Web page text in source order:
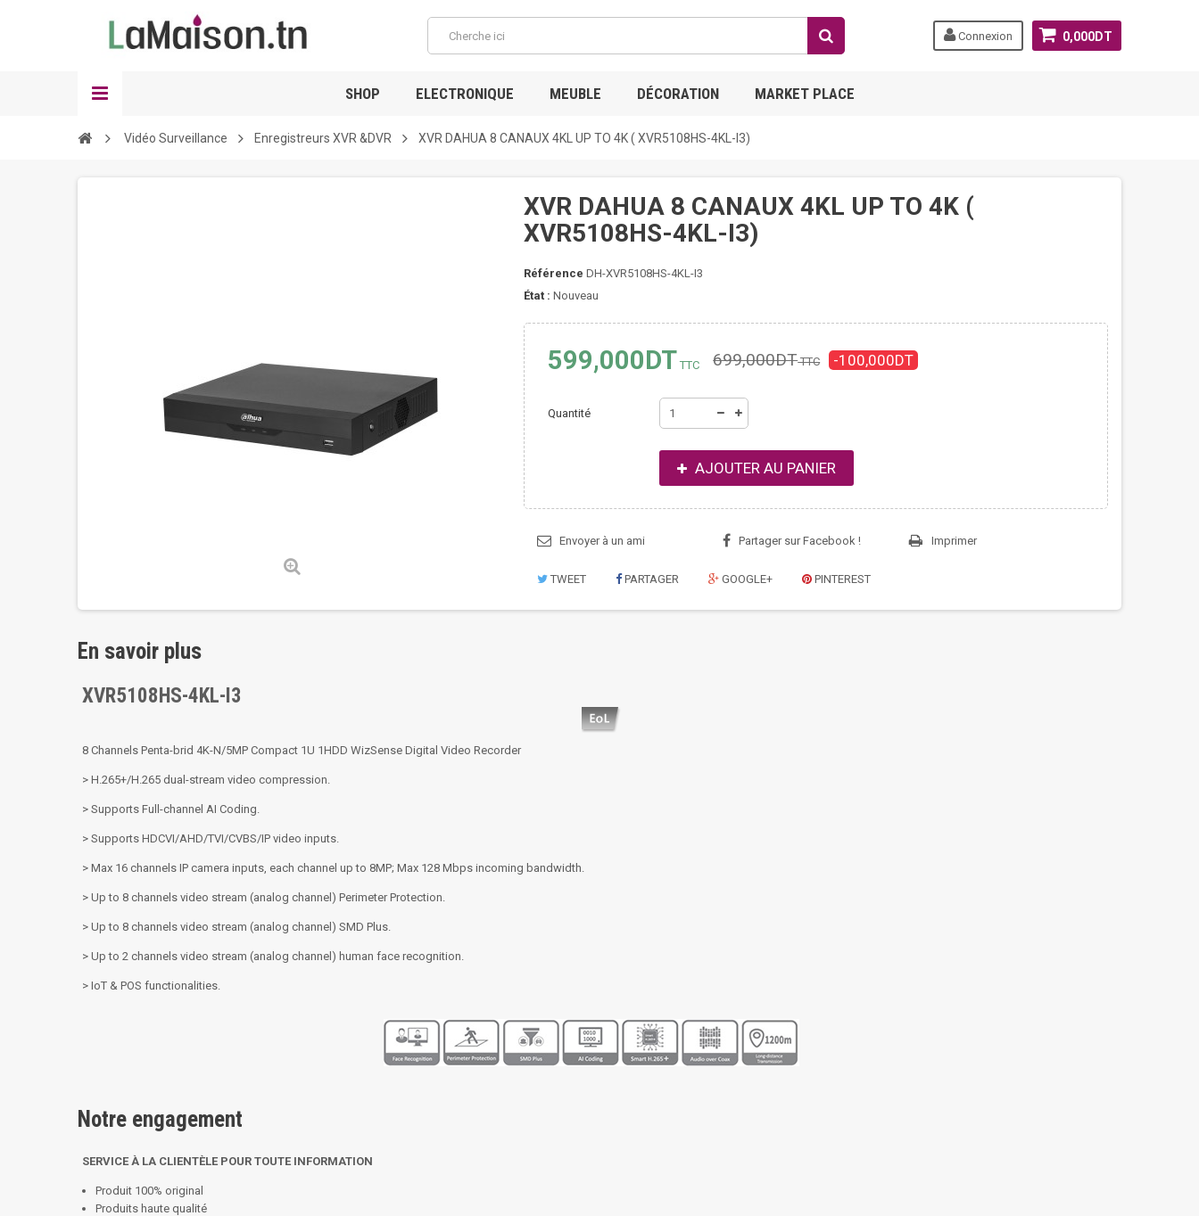
0,000DT
Connexion
SHOP ELECTRONIQUE MEUBLE DÉCORATION MARKET PLACE
Vidéo Surveillance Enregistreurs XVR &DVR XVR DAHUA 8 CANAUX 4KL UP TO 4K ( XVR5108HS-4KL-I3)
XVR DAHUA 8 CANAUX 4KL UP TO 4K (
XVR5108HS-4KL-I3)
Référence DH-XVR5108HS-4KL-I3
État : Nouveau
599,000DT TTC 699,000DTTTC -100,000DT
Quantité
AJOUTER AU PANIER
Envoyer à un ami Partager sur Facebook ! Imprimer
TWEET PARTAGER GOOGLE+ PINTEREST
En savoir plus
XVR5108HS-4KL-I3
8 Channels Penta-brid 4K-N/5MP Compact 1U 1HDD WizSense Digital Video Recorder
> H.265+/H.265 dual-stream video compression.
> Supports Full-channel AI Coding.
> Supports HDCVI/AHD/TVI/CVBS/IP video inputs.
> Max 16 channels IP camera inputs, each channel up to 8MP; Max 128 Mbps incoming bandwidth.
> Up to 8 channels video stream (analog channel) Perimeter Protection.
> Up to 8 channels video stream (analog channel) SMD Plus.
> Up to 2 channels video stream (analog channel) human face recognition.
> IoT & POS functionalities.
Notre engagement
SERVICE À LA CLIENTÈLE POUR TOUTE INFORMATION
Produit 100% original
Produits haute qualité